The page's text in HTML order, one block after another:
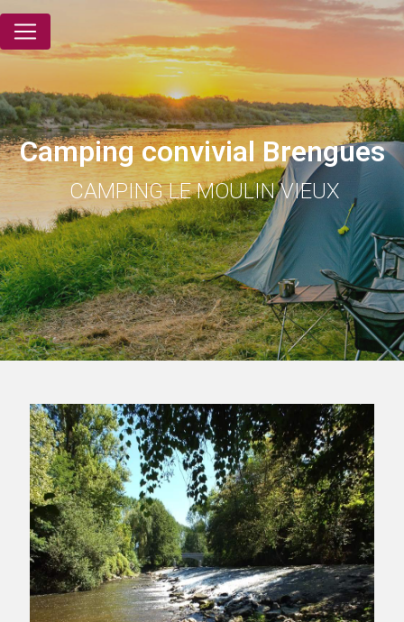
Camping convivial Brengues
CAMPING LE MOULIN VIEUX
Panneau de gestion des cookies